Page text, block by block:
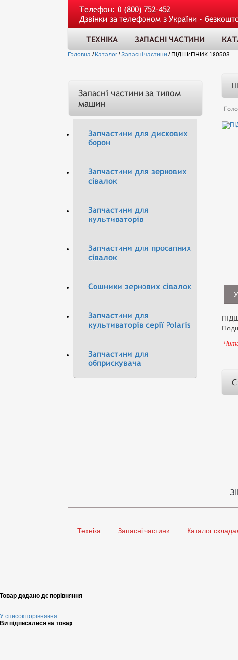
Телефон: 0 (800) 752-452
Дзвінки за телефоном з України -
ТЕХНІКА ЗАПАСНІ ЧАСТИНИ
Головна / Каталог /Запасні частини / ПІДШИПНИК 180503
Запасні частини за типом
машин
Запчастини для дискових
борон
Запчастини для зернових
сівалок
Запчастини для
культиваторів
Запчастини для просапних
сівалок
Сошники зернових сівалок
Запчастини для
культиваторів серії Polaris
Запчастини для
обприскувача
Техніка Запасні частини Каталог
Товар додано до порівняння
У список порівняння
Ви підписалися на товар